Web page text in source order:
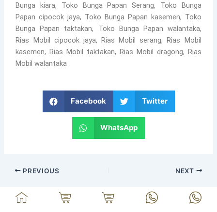
Bunga kiara, Toko Bunga Papan Serang, Toko Bunga
Papan cipocok jaya, Toko Bunga Papan kasemen, Toko
Bunga Papan taktakan, Toko Bunga Papan walantaka,
Rias Mobil cipocok jaya, Rias Mobil serang, Rias Mobil
kasemen, Rias Mobil taktakan, Rias Mobil dragong, Rias
Mobil walantaka
Facebook Twitter
WhatsApp
PREVIOUS NEXT